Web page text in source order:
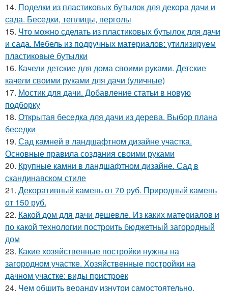
14. Поделки из пластиковых бутылок для декора дачи и
сада. Беседки, теплицы, перголы
15. Что можно сделать из пластиковых бутылок для дачи
и сада. Мебель из подручных материалов: утилизируем
пластиковые бутылки
16. Качели детские для дома своими руками. Детские
качели своими руками для дачи (уличные)
17. Мостик для дачи. Добавление статьи в новую
подборку
18. Открытая беседка для дачи из дерева. Выбор плана
беседки
19. Сад камней в ландшафтном дизайне участка.
Основные правила создания своими руками
20. Крупные камни в ландшафтном дизайне. Сад в
скандинавском стиле
21. Декоративный камень от 70 руб. Природный камень
от 150 руб.
22. Какой дом для дачи дешевле. Из каких материалов и
по какой технологии построить бюджетный загородный
дом
23. Какие хозяйственные постройки нужны на
загородном участке. Хозяйственные постройки на
дачном участке: виды пристроек
24. Чем обшить веранду изнутри самостоятельно.